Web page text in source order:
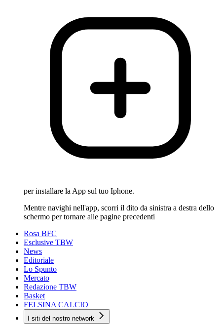
per installare la App sul tuo Iphone.
Mentre navighi nell'app, scorri il dito da sinistra a destra dello
schermo per tornare alle pagine precedenti
Rosa BFC
Esclusive TBW
News
Editoriale
Lo Spunto
Mercato
Redazione TBW
Basket
FELSINA CALCIO
I siti del nostro network